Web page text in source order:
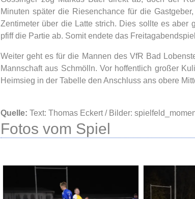
Minuten später die Riesenchance für die
Zentimeter über die Latte strich. Dies sollte es
pfiff die Partie ab. Somit endete das
Weiter geht es für die Mannen des VfR Bad
Mannschaft aus Schmölln. Vor hoffentlich großer
Heimsieg in der Tabelle den Anschluss ans obere
Quelle: Text: Thomas Eckert / Bilder:
Fotos vom Spiel